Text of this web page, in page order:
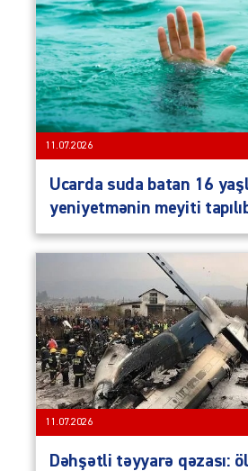
11.07.2026
Ucarda suda batan 16
yeniyetmənin meyiti
11.07.2026
Dəhşətli təyyarə qəzası: